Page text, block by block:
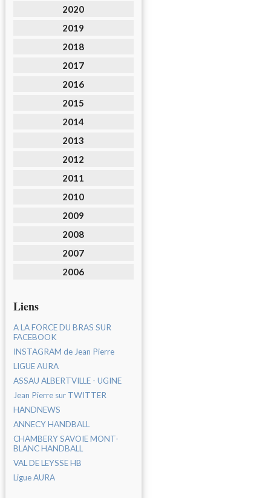
2020
2019
2018
2017
2016
2015
2014
2013
2012
2011
2010
2009
2008
2007
2006
Liens
A LA FORCE DU BRAS SUR
FACEBOOK
INSTAGRAM de Jean Pierre
LIGUE AURA
ASSAU ALBERTVILLE - UGINE
Jean Pierre sur TWITTER
HANDNEWS
ANNECY HANDBALL
CHAMBERY SAVOIE MONT-
BLANC HANDBALL
VAL DE LEYSSE HB
Ligue AURA